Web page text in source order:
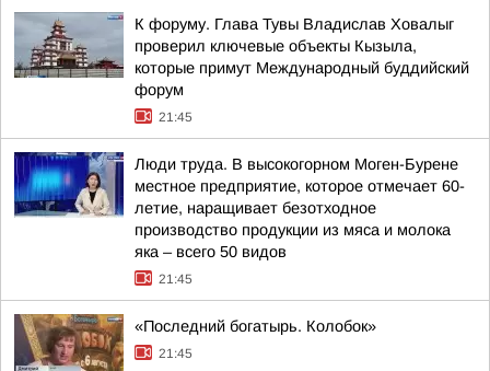
К форуму. Глава Тувы Владислав Ховалыг
проверил ключевые объекты Кызыла,
которые примут Международный буддийский
форум
21:45
Люди труда. В высокогорном Моген-Бурене
местное предприятие, которое отмечает 60-
летие, наращивает безотходное
производство продукции из мяса и молока
яка – всего 50 видов
21:45
«Последний богатырь. Колобок»
21:45